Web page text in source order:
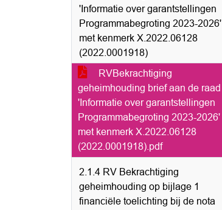
'Informatie over garantstellingen
Programmabegroting 2023-2026'
met kenmerk X.2022.06128
(2022.0001918)
RVBekrachtiging
geheimhouding brief aan de raad
'Informatie over garantstellingen
Programmabegroting 2023-2026'
met kenmerk X.2022.06128
(2022.0001918).pdf
2.1.4 RV Bekrachtiging
geheimhouding op bijlage 1
financiële toelichting bij de nota